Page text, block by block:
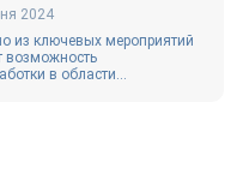
2024
из ключевых мероприятий
возможность
в области...